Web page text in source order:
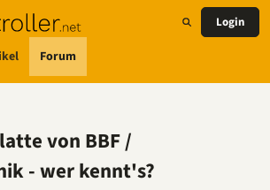
Forum
Login
von BBF /
- wer kennt's?